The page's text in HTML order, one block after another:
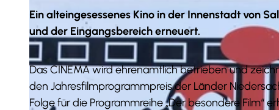
Ein alteingesessenes Kino in der Innenstadt von
und der Eingangsbereich erneuert.
Das CINEMA wird ehrenamtlich betrieben und
den Jahresfilmprogrammpreis der Länder
Folge für die Programmreihe „Der besondere Film“